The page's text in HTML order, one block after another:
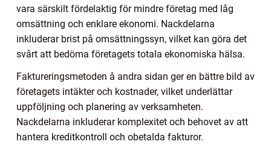
vara särskilt fördelaktig för mindre företag med låg
omsättning och enklare ekonomi. Nackdelarna
inkluderar brist på omsättningssyn, vilket kan göra det
svårt att bedöma företagets totala ekonomiska hälsa.
Faktureringsmetoden å andra sidan ger en bättre bild av
företagets intäkter och kostnader, vilket underlättar
uppföljning och planering av verksamheten.
Nackdelarna inkluderar komplexitet och behovet av att
hantera kreditkontroll och obetalda fakturor.